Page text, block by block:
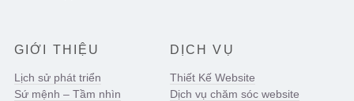
GIỚI THIỆU
Lịch sử phát triển
Sứ mệnh – Tầm nhìn
DỊCH VỤ
Thiết Kế Website
Dịch vụ chăm sóc website